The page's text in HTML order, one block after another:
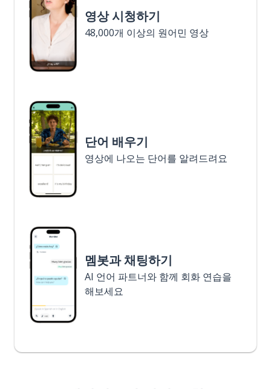
영상 시청하기
48,000개 이상의 원어민 영상
단어 배우기
영상에 나오는 단어를 알려드려요
멤봇과 채팅하기
AI 언어 파트너와 함께 회화 연습을
해보세요